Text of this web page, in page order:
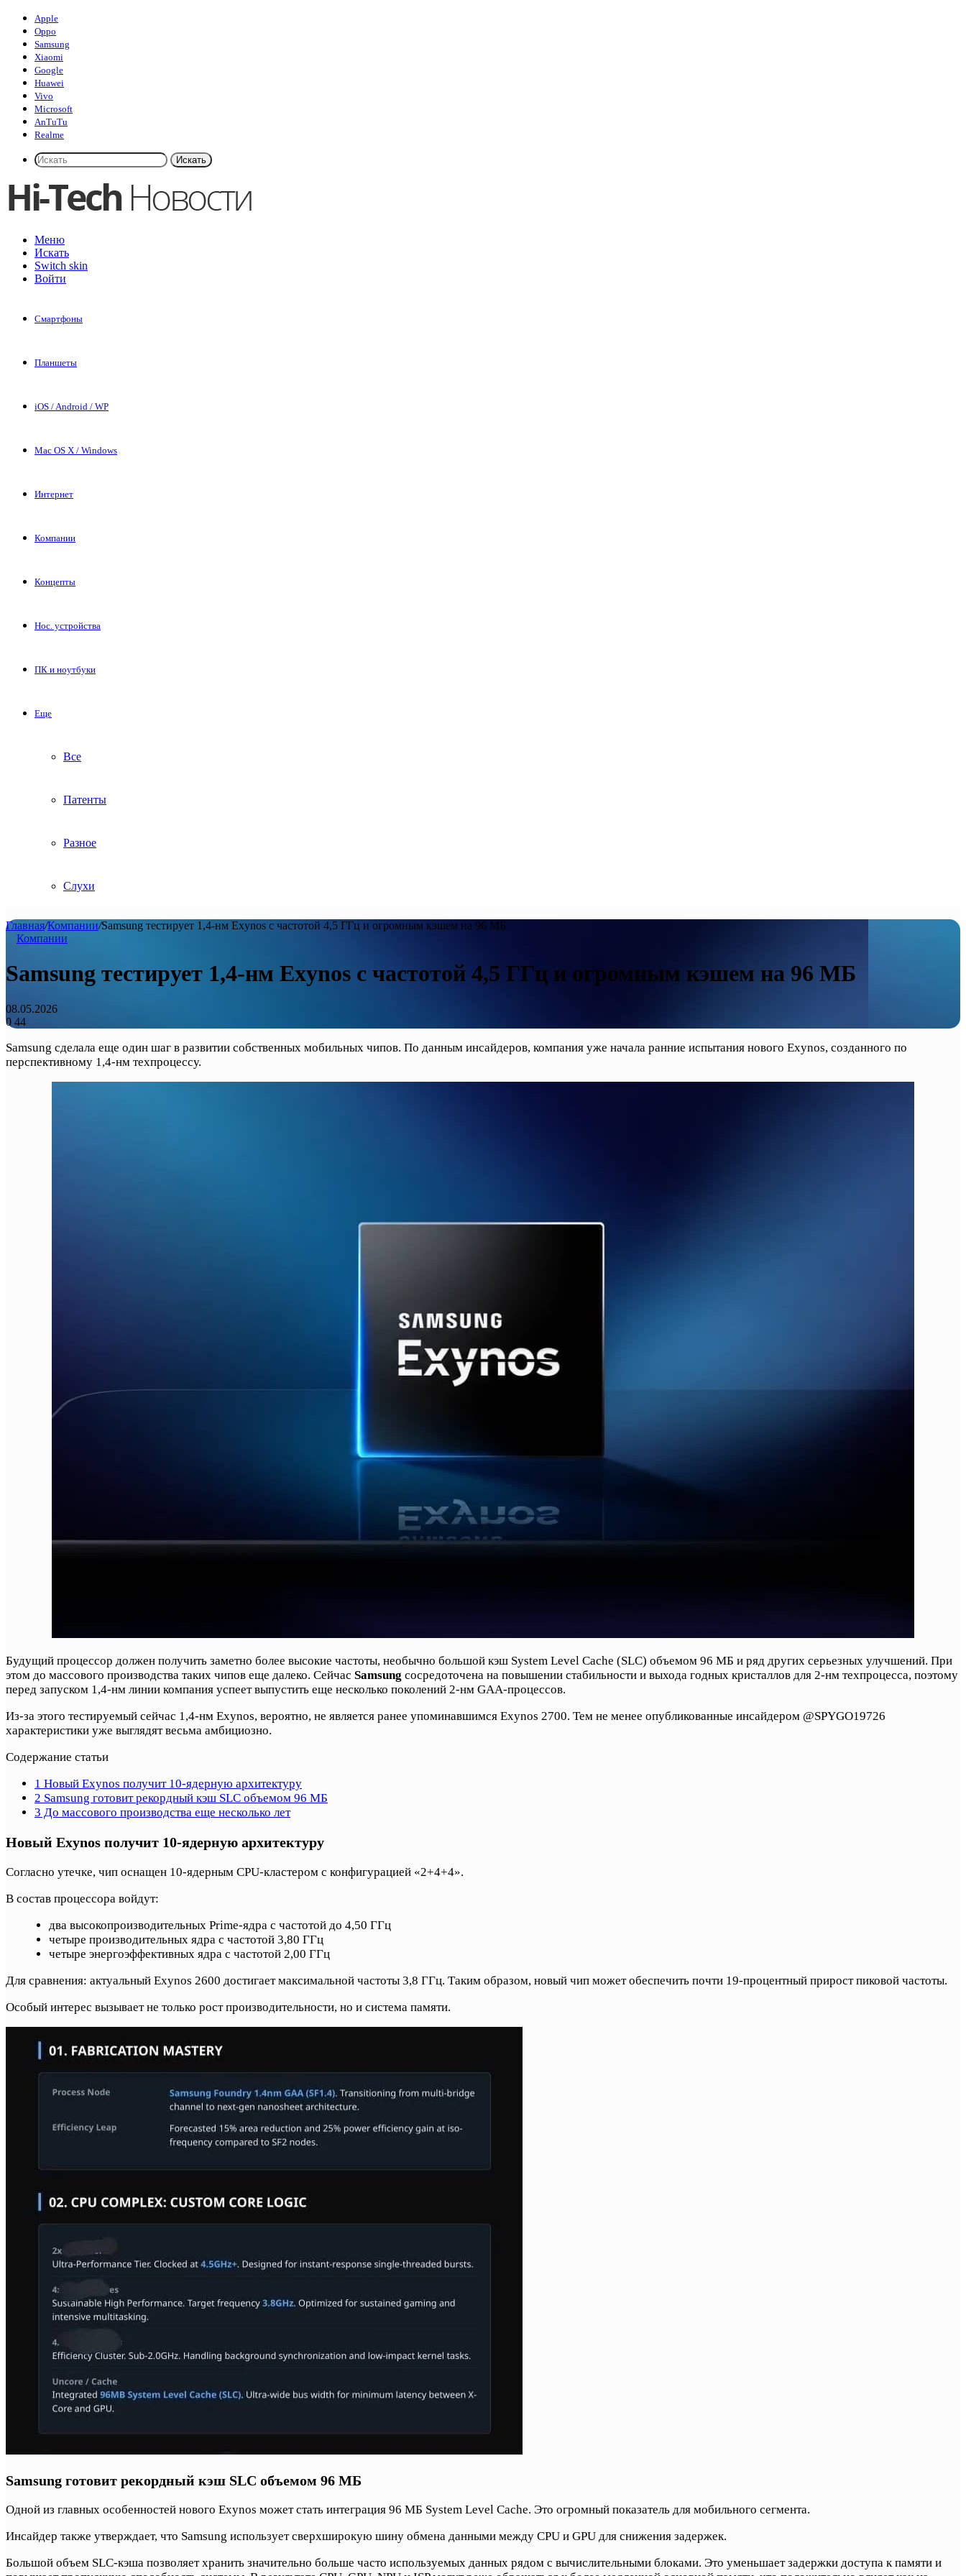
Apple
Oppo
Samsung
Xiaomi
Google
Huawei
Vivo
Microsoft
AnTuTu
Realme
Искать
Меню
Искать
Switch skin
Войти
Смартфоны
Планшеты
iOS / Android / WP
Mac OS X / Windows
Интернет
Компании
Концепты
Нос. устройства
ПК и ноутбуки
Еще
Все
Патенты
Разное
Слухи
Главная/Компании/Samsung тестирует 1,4-нм Exynos с частотой 4,5 ГГц и огромным кэшем на 96 МБ
Компании
Samsung тестирует 1,4-нм Exynos с частотой 4,5 ГГц и огромным кэшем на 96 МБ
08.05.2026
0 44
Samsung сделала еще один шаг в развитии собственных мобильных чипов. По данным инсайдеров, компания уже начала ранние испытания нового Exynos, созданного по
перспективному 1,4-нм техпроцессу.
Будущий процессор должен получить заметно более высокие частоты, необычно большой кэш System Level Cache (SLC) объемом 96 МБ и ряд других серьезных улучшений. При
этом до массового производства таких чипов еще далеко. Сейчас Samsung сосредоточена на повышении стабильности и выхода годных кристаллов для 2-нм техпроцесса, поэтому
перед запуском 1,4-нм линии компания успеет выпустить еще несколько поколений 2-нм GAA-процессов.
Из-за этого тестируемый сейчас 1,4-нм Exynos, вероятно, не является ранее упоминавшимся Exynos 2700. Тем не менее опубликованные инсайдером @SPYGO19726
характеристики уже выглядят весьма амбициозно.
Содержание статьи
1 Новый Exynos получит 10-ядерную архитектуру
2 Samsung готовит рекордный кэш SLC объемом 96 МБ
3 До массового производства еще несколько лет
Новый Exynos получит 10-ядерную архитектуру
Согласно утечке, чип оснащен 10-ядерным CPU-кластером с конфигурацией «2+4+4».
В состав процессора войдут:
два высокопроизводительных Prime-ядра с частотой до 4,50 ГГц
четыре производительных ядра с частотой 3,80 ГГц
четыре энергоэффективных ядра с частотой 2,00 ГГц
Для сравнения: актуальный Exynos 2600 достигает максимальной частоты 3,8 ГГц. Таким образом, новый чип может обеспечить почти 19-процентный прирост пиковой частоты.
Особый интерес вызывает не только рост производительности, но и система памяти.
Samsung готовит рекордный кэш SLC объемом 96 МБ
Одной из главных особенностей нового Exynos может стать интеграция 96 МБ System Level Cache. Это огромный показатель для мобильного сегмента.
Инсайдер также утверждает, что Samsung использует сверхширокую шину обмена данными между CPU и GPU для снижения задержек.
Большой объем SLC-кэша позволяет хранить значительно больше часто используемых данных рядом с вычислительными блоками. Это уменьшает задержки доступа к памяти и